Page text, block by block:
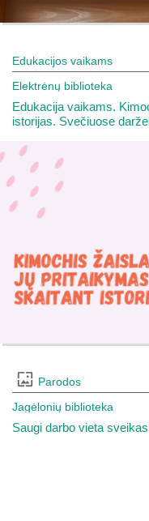
Edukacijos vaikams
Elektrėnų biblioteka
Edukacija vaikams.
istorijas. Svečiuose
Parodos
Jagėlonių biblioteka
Saugi darbo vieta